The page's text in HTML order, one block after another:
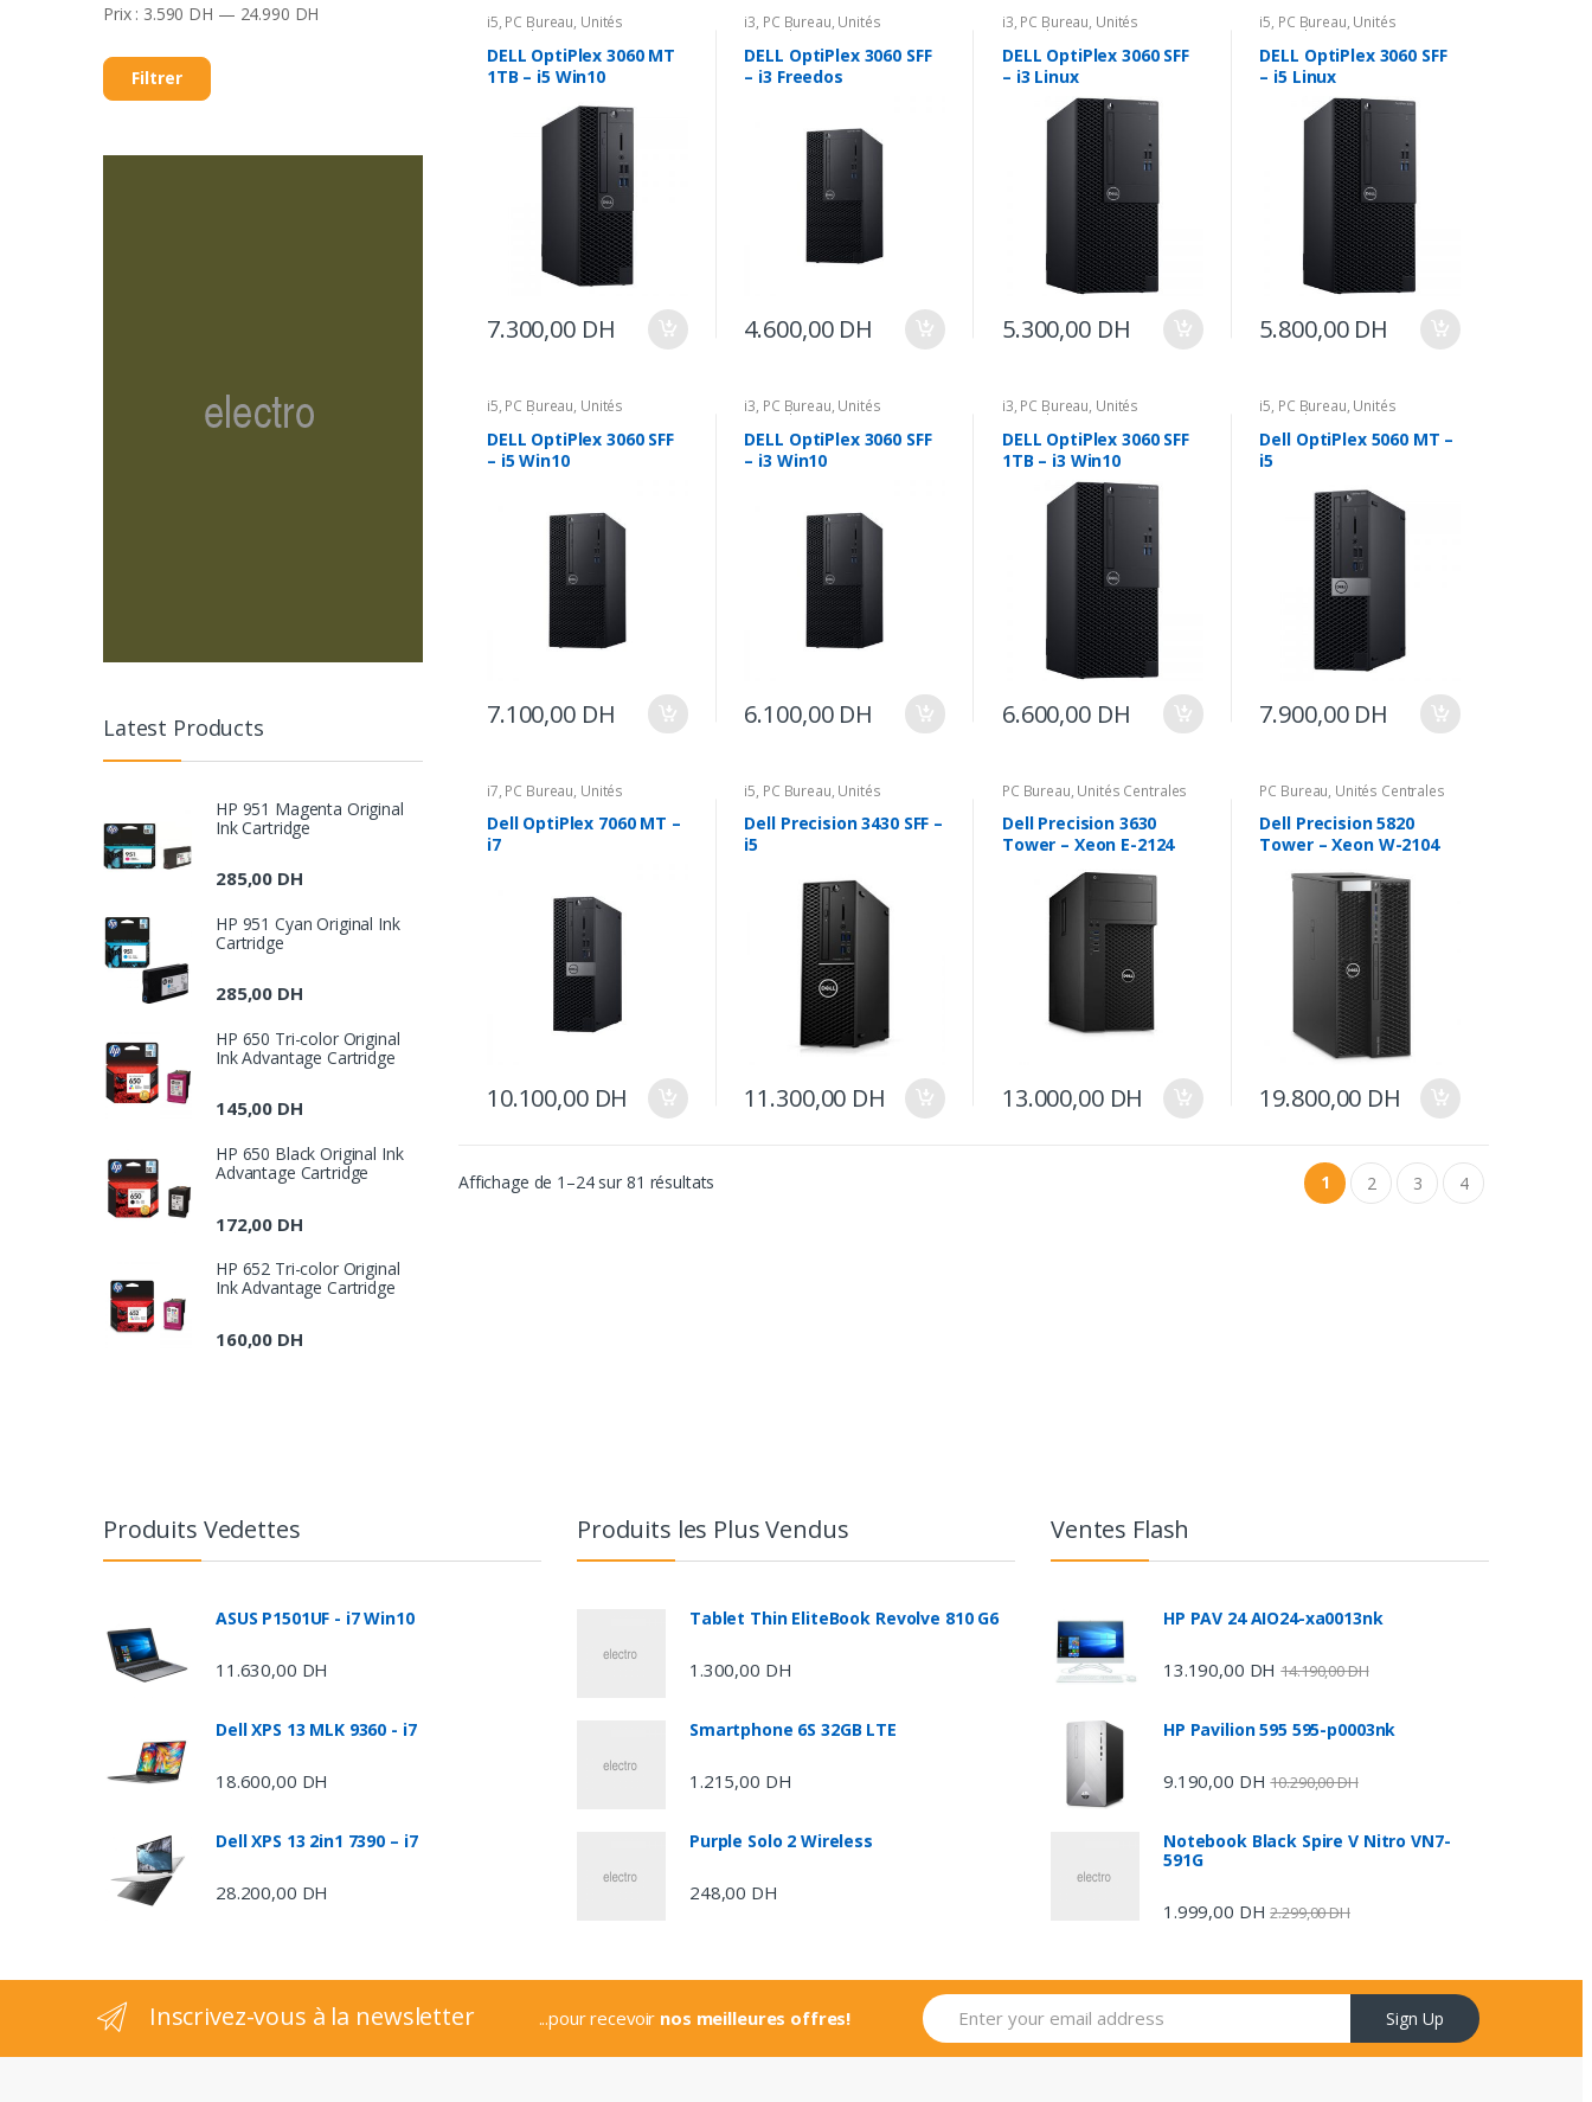
i5, PC Bureau, Unités
Centrales
DELL OptiPlex 3060 MT
1TB – i5 Win10
7.300,00 DH
i3, PC Bureau, Unités
Centrales
DELL OptiPlex 3060 SFF
– i3 Freedos
4.600,00 DH
i3, PC Bureau, Unités
Centrales
DELL OptiPlex 3060 SFF
– i3 Linux
5.300,00 DH
i5, PC Bureau, Unités
Centrales
DELL OptiPlex 3060 SFF
– i5 Linux
5.800,00 DH
i5, PC Bureau, Unités
Centrales
DELL OptiPlex 3060 SFF
– i5 Win10
7.100,00 DH
i3, PC Bureau, Unités
Centrales
DELL OptiPlex 3060 SFF
– i3 Win10
6.100,00 DH
i3, PC Bureau, Unités
Centrales
DELL OptiPlex 3060 SFF
1TB – i3 Win10
6.600,00 DH
i5, PC Bureau, Unités
Centrales
Dell OptiPlex 5060 MT –
i5
7.900,00 DH
i7, PC Bureau, Unités
Centrales
Dell OptiPlex 7060 MT –
i7
10.100,00 DH
i5, PC Bureau, Unités
Centrales
Dell Precision 3430 SFF –
i5
11.300,00 DH
PC Bureau, Unités Centrales
Dell Precision 3630
Tower – Xeon E-2124
13.000,00 DH
PC Bureau, Unités Centrales
Dell Precision 5820
Tower – Xeon W-2104
19.800,00 DH
Affichage de 1–24 sur 81 résultats 1 2 3 4
Filtrer
Prix : 3.590 DH — 24.990 DH
Latest Products
HP 951 Magenta Original
Ink Cartridge
285,00 DH
HP 951 Cyan Original Ink
Cartridge
285,00 DH
HP 650 Tri-color Original
Ink Advantage Cartridge
145,00 DH
HP 650 Black Original Ink
Advantage Cartridge
172,00 DH
HP 652 Tri-color Original
Ink Advantage Cartridge
160,00 DH
e
Produits Vedettes
ASUS P1501UF - i7 Win10
11.630,00 DH
Dell XPS 13 MLK 9360 - i7
18.600,00 DH
Dell XPS 13 2in1 7390 – i7
28.200,00 DH
Produits les Plus Vendus
Tablet Thin EliteBook Revolve 810 G6
1.300,00 DH
Smartphone 6S 32GB LTE
1.215,00 DH
Purple Solo 2 Wireless
248,00 DH
Ventes Flash
HP PAV 24 AIO24-xa0013nk
13.190,00 DH 14.190,00DH
HP Pavilion 595 595-p0003nk
9.190,00 DH 10.290,00DH
Notebook Black Spire V Nitro VN7-
591G
1.999,00 DH 2.299,00DH
Inscrivez-vous à la newsletter ...pour recevoir nos meilleures offres! Sign Up